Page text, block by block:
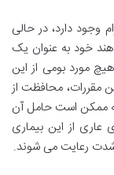
وجود دارد، در حالی
خود به عنوان یک
مورد بومی از این
مقررات، محافظت از
ممکن است حامل آن
عاری از این بیماری
شدت رعایت می شوند.